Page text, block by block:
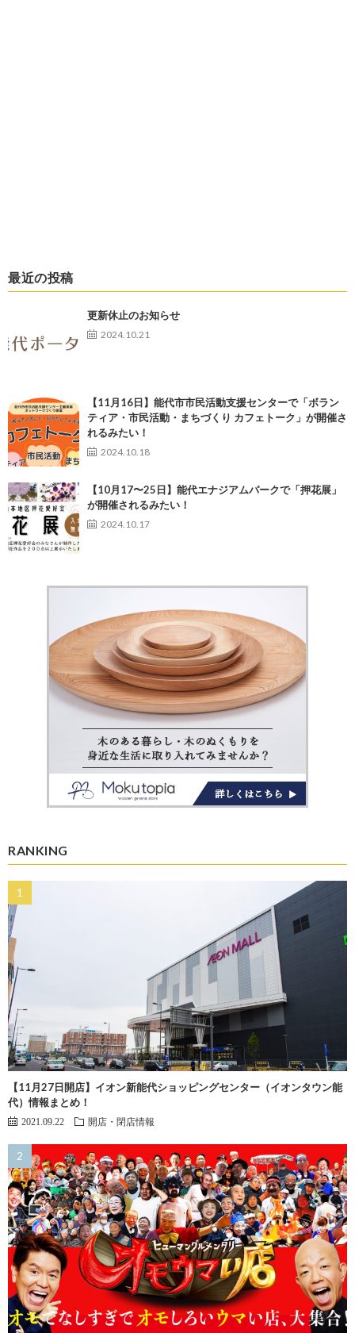
最近の投稿
更新休止のお知らせ
2024.10.21
【11月16日】能代市市民活動支援センターで「ボラン
ティア・市民活動・まちづくり カフェトーク」が開催さ
れるみたい！
2024.10.18
【10月17〜25日】能代エナジアムパークで「押花展」
が開催されるみたい！
2024.10.17
RANKING
【11月27日開店】イオン新能代ショッピングセンター（イオンタウン能
代）情報まとめ！
2021.09.22 開店・閉店情報